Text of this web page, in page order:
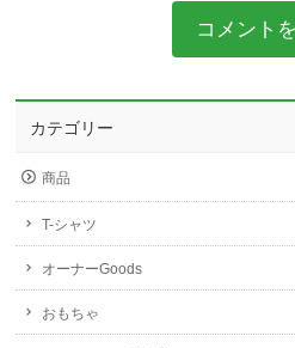
カテゴリー
商品
T-シャツ
オーナーGoods
おもちゃ